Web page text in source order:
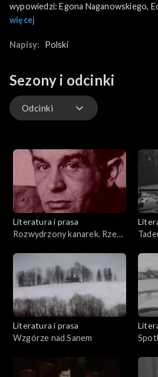
wypowiedzi: Egona Naganowskiego,
Ryszarda Przybylskiego.
więcej
Napisy: Polski
Sezony i odcinki
Odcinki
Literatura i prasa
Rozwydrzony kanarek. Rzecz
Gałczyńskim
Literatura i prasa
Wzgórze nad Sanem